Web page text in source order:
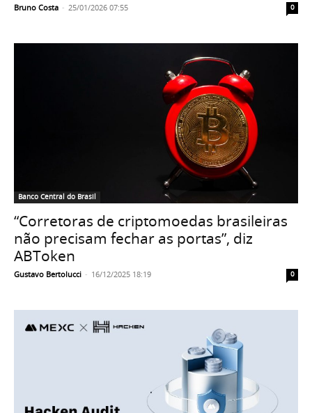
Bruno Costa - 25/01/2026 07:55 0
Banco Central do Brasil
“Corretoras de criptomoedas brasileiras
não precisam fechar as portas”, diz
ABToken
Gustavo Bertolucci - 16/12/2025 18:19 0